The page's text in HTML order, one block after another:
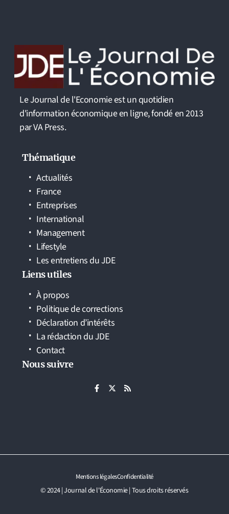
Le Journal de l'Economie est un quotidien
d'information économique en ligne, fondé en 2013
par VA Press.
Thématique
Actualités
France
Entreprises
International
Management
Lifestyle
Les entretiens du JDE
Liens utiles
À propos
Politique de corrections
Déclaration d’intérêts
La rédaction du JDE
Contact
Nous suivre
© 2024 | Journal de l'Économie | Tous droits réservés
Mentions légalesConfidentialité